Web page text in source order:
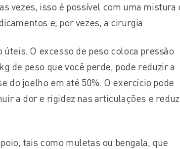
vezes, isso é possível com uma mistura
e, por vezes, a cirurgia.
O excesso de peso coloca pressão
de peso que você perde, pode reduzir a
do joelho em até 50%. O exercício pode
a dor e rigidez nas articulações e
tais como muletas ou bengala, que